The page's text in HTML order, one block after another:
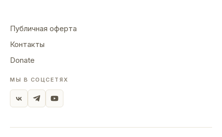
Публичная оферта
Контакты
Donate
МЫ В СОЦСЕТЯХ